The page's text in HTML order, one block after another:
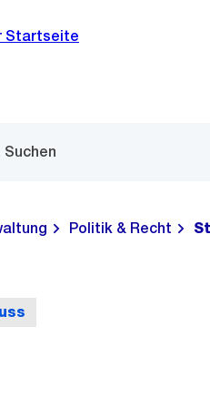
Suchen
Politik & Recht